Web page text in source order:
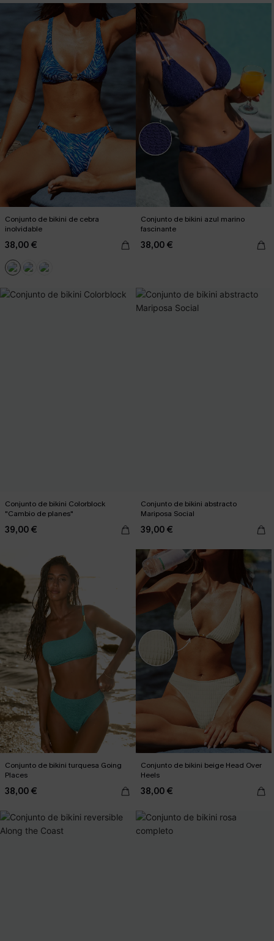
Conjunto de bikini de cebra
inolvidable
38,00 €
Conjunto de bikini azul marino
fascinante
38,00 €
Conjunto de bikini Colorblock
"Cambio de planes"
39,00 €
Conjunto de bikini abstracto
Mariposa Social
39,00 €
Conjunto de bikini turquesa Going
Places
38,00 €
Conjunto de bikini beige Head Over
Heels
38,00 €